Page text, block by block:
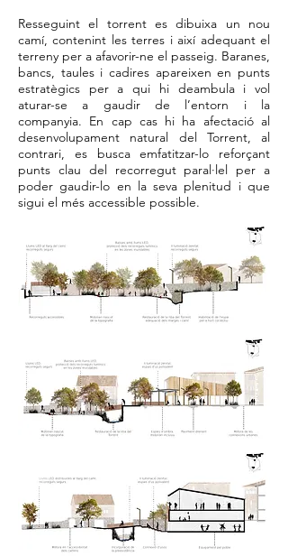
Resseguint el torrent es dibuixa un nou
camí, contenint les terres i així adequant el
terreny per a afavorir-ne el passeig. Baranes,
bancs, taules i cadires apareixen en punts
estratègics per a qui hi deambula i vol
aturar-se a gaudir de l’entorn i la
companyia. En cap cas hi ha afectació al
desenvolupament natural del Torrent, al
contrari, es busca emfatitzar-lo reforçant
punts clau del recorregut paral·lel per a
poder gaudir-lo en la seva plenitud i que
sigui el més accessible possible.